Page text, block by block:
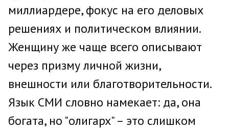
миллиардере, фокус на его деловых
решениях и политическом влиянии.
Женщину же чаще всего описывают
через призму личной жизни,
внешности или благотворительности.
Язык СМИ словно намекает: да, она
богата, но "олигарх" – это слишком